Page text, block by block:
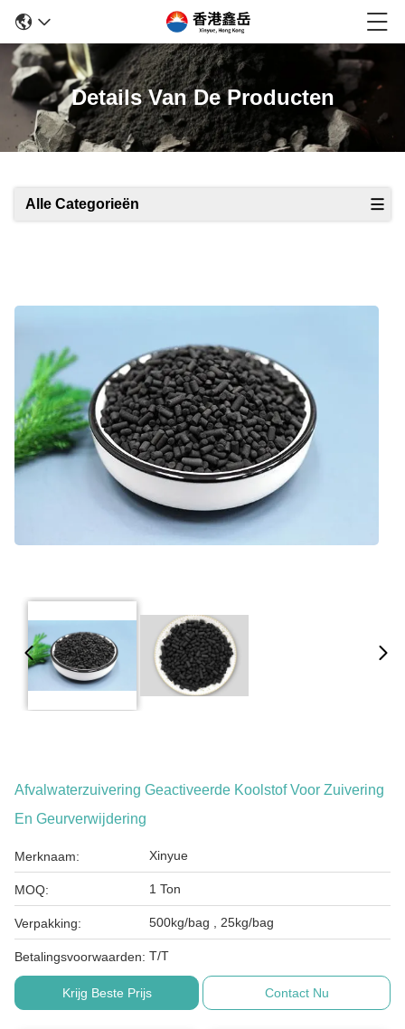
Details Van De Producten
Alle Categorieën
Afvalwaterzuivering Geactiveerde Koolstof Voor Zuivering
En Geurverwijdering
Merknaam: Xinyue
MOQ: 1 Ton
Verpakking: 500kg/bag , 25kg/bag
Betalingsvoorwaarden: T/T
Krijg Beste Prijs Contact Nu